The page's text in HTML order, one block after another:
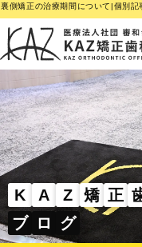
裏側矯正の治療期間について|個別
K A Z 矯 正
ブ ロ グ
医院案内
矯正歯科治療
矯正装置のご紹
その他